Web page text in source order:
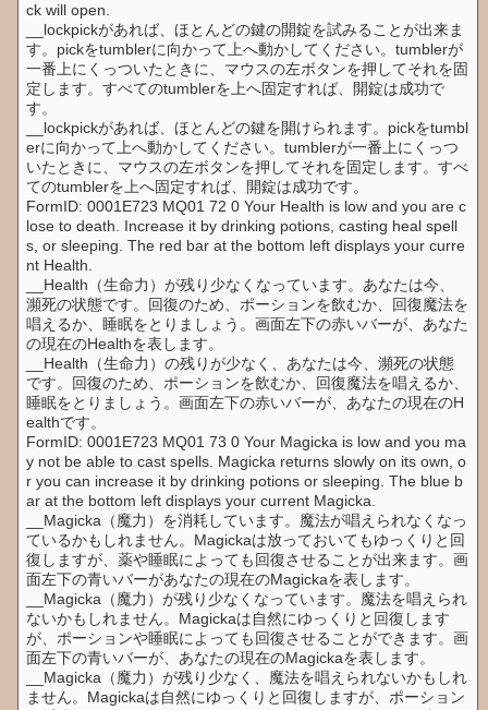
ck will open.
__lockpickがあれば、ほとんどの鍵の開錠を試みることが出来ま
す。pickをtumblerに向かって上へ動かしてください。tumblerが
一番上にくっついたときに、マウスの左ボタンを押してそれを固
定します。すべてのtumblerを上へ固定すれば、開錠は成功で
す。
__lockpickがあれば、ほとんどの鍵を開けられます。pickをtumbl
erに向かって上へ動かしてください。tumblerが一番上にくっつ
いたときに、マウスの左ボタンを押してそれを固定します。すべ
てのtumblerを上へ固定すれば、開錠は成功です。
FormID: 0001E723 MQ01 72 0 Your Health is low and you are c
lose to death. Increase it by drinking potions, casting heal spell
s, or sleeping. The red bar at the bottom left displays your curre
nt Health.
__Health（生命力）が残り少なくなっています。あなたは今、
瀕死の状態です。回復のため、ポーションを飲むか、回復魔法を
唱えるか、睡眠をとりましょう。画面左下の赤いバーが、あなた
の現在のHealthを表します。
__Health（生命力）の残りが少なく、あなたは今、瀕死の状態
です。回復のため、ポーションを飲むか、回復魔法を唱えるか、
睡眠をとりましょう。画面左下の赤いバーが、あなたの現在のH
ealthです。
FormID: 0001E723 MQ01 73 0 Your Magicka is low and you ma
y not be able to cast spells. Magicka returns slowly on its own, o
r you can increase it by drinking potions or sleeping. The blue b
ar at the bottom left displays your current Magicka.
__Magicka（魔力）を消耗しています。魔法が唱えられなくなっ
ているかもしれません。Magickaは放っておいてもゆっくりと回
復しますが、薬や睡眠によっても回復させることが出来ます。画
面左下の青いバーがあなたの現在のMagickaを表します。
__Magicka（魔力）が残り少なくなっています。魔法を唱えられ
ないかもしれません。Magickaは自然にゆっくりと回復します
が、ポーションや睡眠によっても回復させることができます。画
面左下の青いバーが、あなたの現在のMagickaを表します。
__Magicka（魔力）が残り少なく、魔法を唱えられないかもしれ
ません。Magickaは自然にゆっくりと回復しますが、ポーション